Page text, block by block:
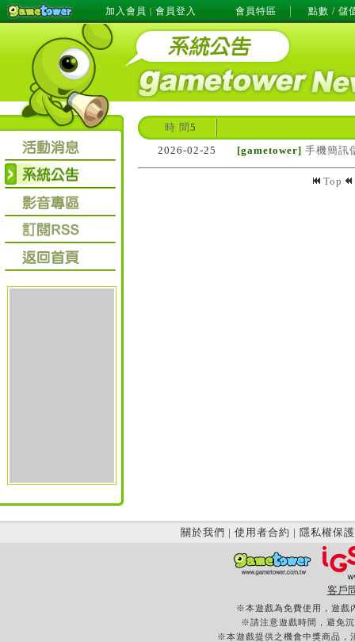
加入會員 | 會員登入 會員特區 點數 / 儲
時 間 5
2026-02-25
[gametower] 手機簡訊
Top
關於我們 | 使用者合約 | 隱私權保護
客戶
※本遊戲為免費使用，遊戲
※請注意遊戲時間，避免
※本遊戲提供之機會中獎商品，